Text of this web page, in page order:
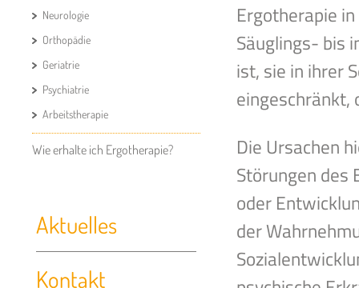
Neurologie
Orthopädie
Geriatrie
Psychiatrie
Arbeitstherapie
Wie erhalte ich Ergotherapie?
Aktuelles
Kontakt
Ergotherapie
Säuglings- bis
ist, sie in ihrer
eingeschränkt,
Die Ursachen
Störungen des
oder
der